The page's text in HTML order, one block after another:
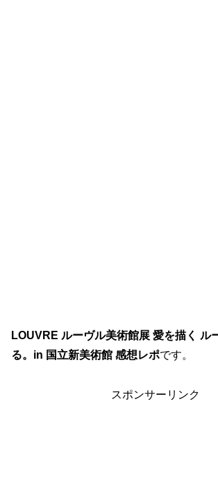
LOUVRE ルーヴル美術館展 愛を描く ル
る。in 国立新美術館 感想レポです。
スポンサーリンク